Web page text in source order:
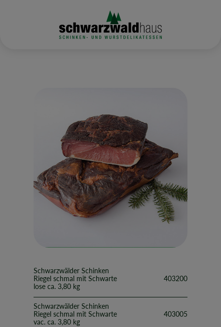
Schwarzwälder Schinken
Riegel schmal mit Schwarte
lose ca. 3,80 kg
403200
Schwarzwälder Schinken
Riegel schmal mit Schwarte
vac. ca. 3,80 kg
403005